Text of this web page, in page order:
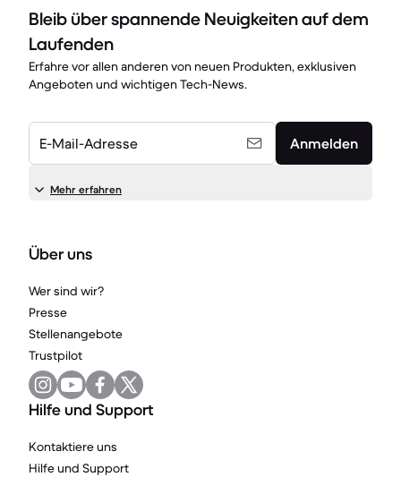
Bleib über spannende Neuigkeiten auf dem
Laufenden
Erfahre vor allen anderen von neuen Produkten, exklusiven
Angeboten und wichtigen Tech-News.
E-Mail-Adresse Anmelden
Mehr erfahren
Über uns
Wer sind wir?
Presse
Stellenangebote
Trustpilot
Hilfe und Support
Kontaktiere uns
Hilfe und Support